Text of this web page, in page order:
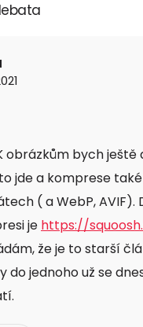
obrázkům bych ještě
jde a komprese
( a WebP, AVIF).
je https://
že je to starší
do jednoho už se